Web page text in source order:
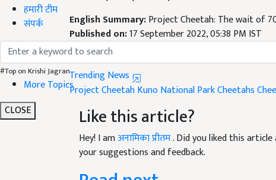
हमारी टीम
संपर्क
#Top on Krishi Jagran
More Topics
CLOSE
English Summary:
Project Cheetah: The wait of
Published on:17 September 2022, 05:38 PM IST
Related Topics
Trending News
Project CheetahKuno National Park
Like this article?
Hey! I amअनामिका प्रीतम. Did you liked this
your suggestions and feedback.
Read next